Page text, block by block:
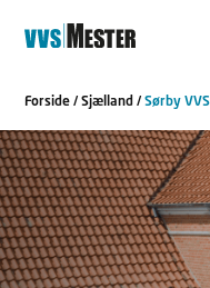
Forside /Sjælland /Sørby